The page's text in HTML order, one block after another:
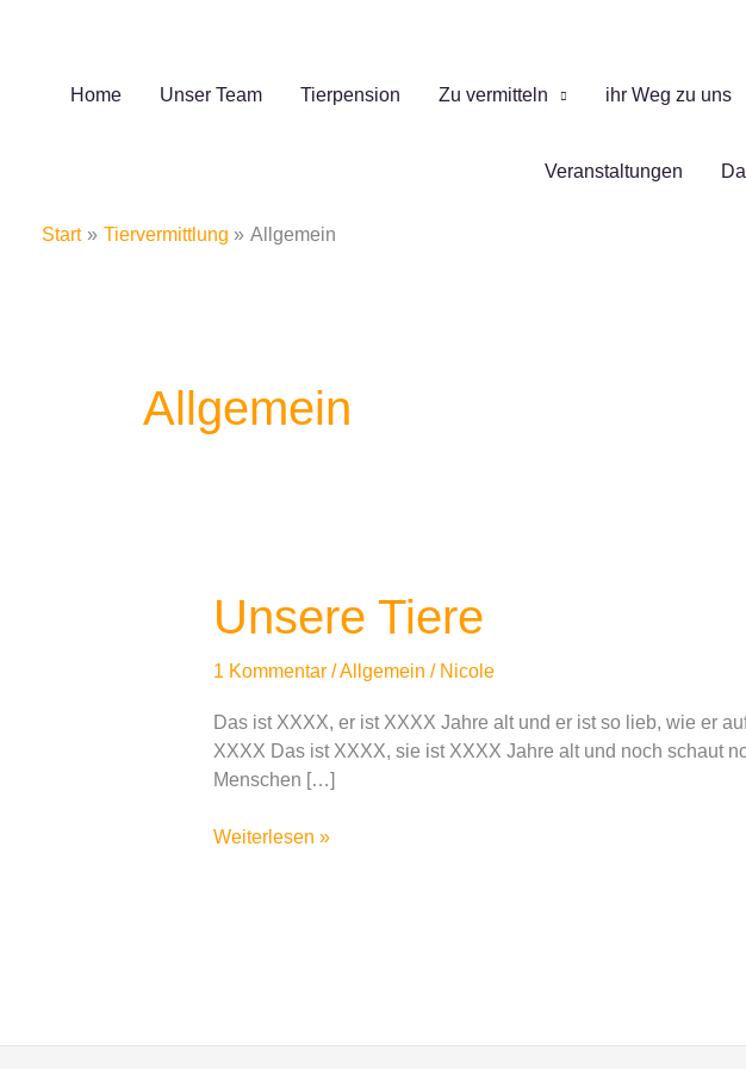
Home
Unser Team Tierpension Zu vermitteln ihr Weg zu uns
Veranstaltungen
Start Tiervermittlung Allgemein
Allgemein
Unsere Tiere
1 Kommentar /Allgemein / Nicole
Das ist XXXX, er ist XXXX Jahre alt und er ist so lieb, wie er
XXXX Das ist XXXX, sie ist XXXX Jahre alt und noch schaut
Menschen […]
Unsere
Tiere
Weiterlesen »